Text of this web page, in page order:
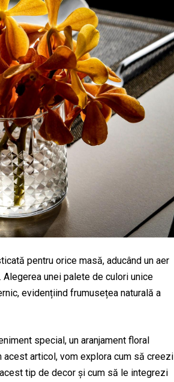
pentru orice masă, aducând un aer
unei palete de culori unice
evidențiind frumusețea naturală a
special, un aranjament floral
articol, vom explora cum să creezi
tip de decor și cum să le integrezi